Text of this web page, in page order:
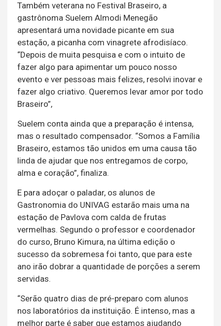
Também veterana no Festival Braseiro, a
gastrônoma Suelem Almodi Menegão
apresentará uma novidade picante em sua
estação, a picanha com vinagrete afrodisíaco.
“Depois de muita pesquisa e com o intuito de
fazer algo para apimentar um pouco nosso
evento e ver pessoas mais felizes, resolvi inovar e
fazer algo criativo. Queremos levar amor por todo
Braseiro”,
Suelem conta ainda que a preparação é intensa,
mas o resultado compensador. “Somos a Família
Braseiro, estamos tão unidos em uma causa tão
linda de ajudar que nos entregamos de corpo,
alma e coração”, finaliza.
E para adoçar o paladar, os alunos de
Gastronomia do UNIVAG estarão mais uma na
estação de Pavlova com calda de frutas
vermelhas. Segundo o professor e coordenador
do curso, Bruno Kimura, na última edição o
sucesso da sobremesa foi tanto, que para este
ano irão dobrar a quantidade de porções a serem
servidas.
“Serão quatro dias de pré-preparo com alunos
nos laboratórios da instituição. É intenso, mas a
melhor parte é saber que estamos ajudando